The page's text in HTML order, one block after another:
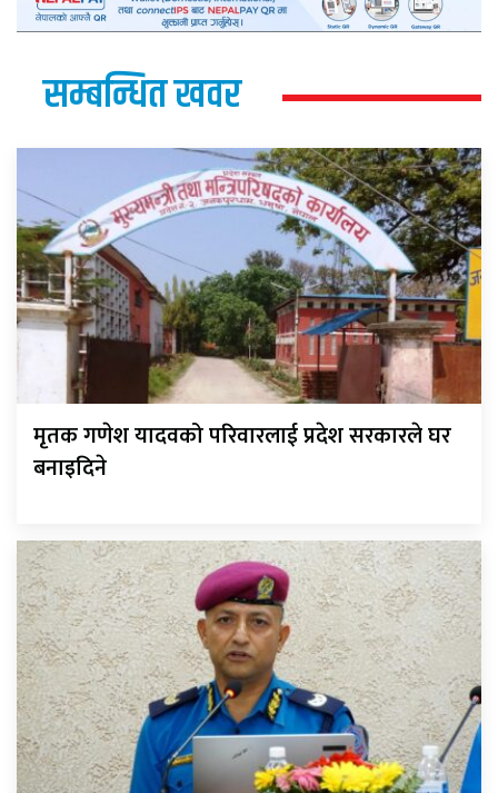
सम्बन्धित खवर
मृतक गणेश यादवको परिवारलाई प्रदेश सरकारले घर
बनाइदिने